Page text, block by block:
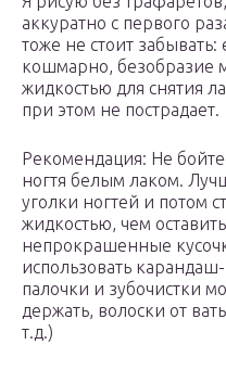
аккуратно с первого
тоже не стоит
кошмарно, безобразие
жидкостью для снятия
при этом не пострадает.
Рекомендация: Не
ногтя белым лаком.
уголки ногтей и потом
жидкостью, чем
непрокрашенные
использовать
палочки и зубочистки
держать, волоски от
т.д.)